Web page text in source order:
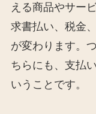
える商品やサー
求書払い、税金
が変わります。
ちらにも、支払
いうことです。